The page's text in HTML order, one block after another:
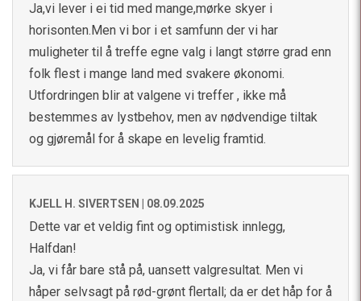
Ja,vi lever i ei tid med mange,mørke skyer i
horisonten.Men vi bor i et samfunn der vi har
muligheter til å treffe egne valg i langt større grad enn
folk flest i mange land med svakere økonomi.
Utfordringen blir at valgene vi treffer , ikke må
bestemmes av lystbehov, men av nødvendige tiltak
og gjøremål for å skape en levelig framtid.
KJELL H. SIVERTSEN | 08.09.2025
Dette var et veldig fint og optimistisk innlegg,
Halfdan!
Ja, vi får bare stå på, uansett valgresultat. Men vi
håper selvsagt på rød-grønt flertall; da er det håp for å